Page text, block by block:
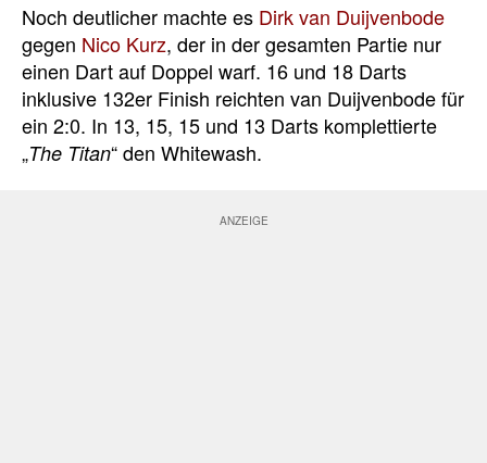
Noch deutlicher machte es Dirk van Duijvenbode
gegen Nico Kurz, der in der gesamten Partie nur
einen Dart auf Doppel warf. 16 und 18 Darts
inklusive 132er Finish reichten van Duijvenbode für
ein 2:0. In 13, 15, 15 und 13 Darts komplettierte
„The Titan“ den Whitewash.